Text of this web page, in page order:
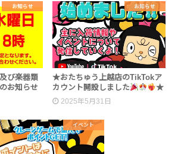
お知らせ
び楽器類
お知らせ
お知らせ
★おたちゅう上越店のTikTokア
カウント開設しました
★
2025年5月31日
イベント